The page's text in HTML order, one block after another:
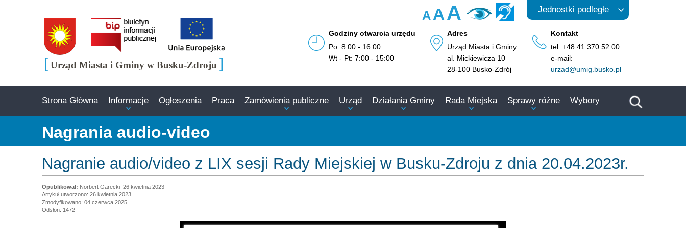
AAA Jednostki podległe
[ Urząd Miasta i Gminy w Busku-Zdroju ]
Godziny otwarcia urzędu
Po: 8:00 - 16:00
Wt - Pt: 7:00 - 15:00
Adres
Urząd Miasta i Gminy
al. Mickiewicza 10
28-100 Busko-Zdrój
Kontakt
tel: +48 41 370 52 00
e-mail:
urzad@umig.busko.pl
Strona Główna Informacje Ogłoszenia Praca Zamówienia publiczne Urząd Działania Gminy Rada Miejska Sprawy różne Wybory
Nagrania audio-video
Nagranie audio/video z LIX sesji Rady Miejskiej w Busku-Zdroju z dnia 20.04.2023r.
Norbert Garecki 26 kwietnia 2023
Artykuł utworzono: 26 kwietnia 2023
Zmodyfikowano: 04 czerwca 2025
Odsłon: 1472